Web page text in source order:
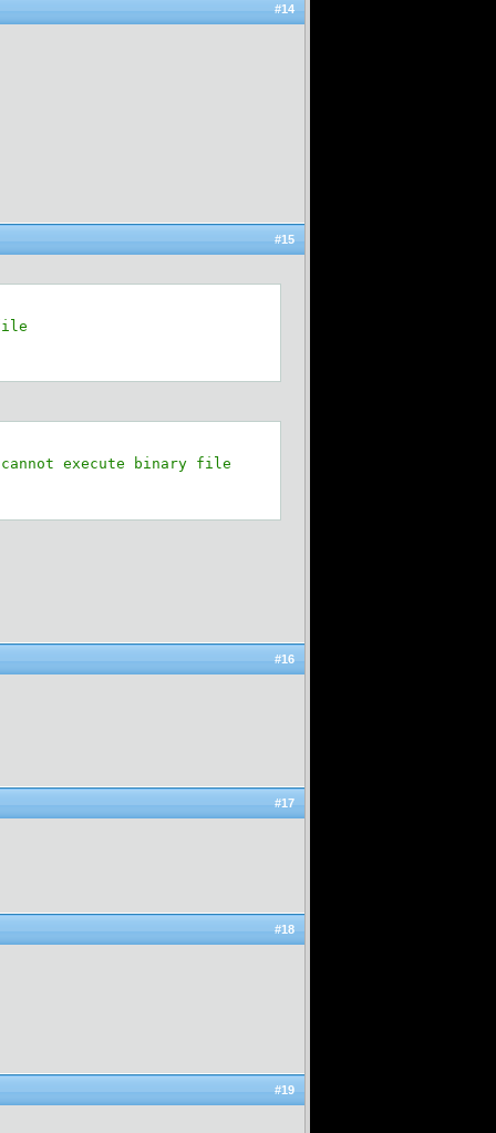
#14
#15
cannot execute binary file
#16
#17
#18
#19